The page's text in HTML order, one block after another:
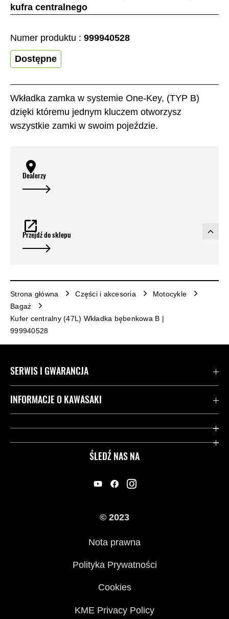
Wkładka zamka w systemie One-Key, (TYP B)
dzięki któremu jednym kluczem otworzysz
wszystkie zamki w swoim pojeździe.
kufra centralnego
Numer produktu : 999940528
Dostępne
Dealerzy
Przejdź do sklepu
Strona główna Części i akcesoria
Motocykle
Bagaż
Kufer centralny (47L) Wkładka bębenkowa B |
999940528
ŚLEDŹ NAS NA
SERWIS I GWARANCJA
Kontakt
Przydatne strony
INFORMACJE O KAWASAKI
Dziedzictwo Kawasaki
© 2023
Nota prawna
Polityka Prywatności
Cookies
KME Privacy Policy